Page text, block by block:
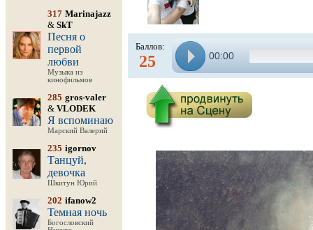
317 Marinajazz
& SkT
Песня о
первой
любви
Музыка из
кинофильмов
285 gros-valer
& VLODEK
Я вспоминаю
Марский Валерий
235 igornov
Танцуй,
девочка
Шкитун Юрий
202 ifanow2
Темная ночь
Богословский
Баллов:
25 00:00